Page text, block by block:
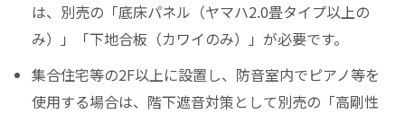
は、別売の「底床パネル（ヤマハ2.0畳タイプ以上の
み）」「下地合板（カワイのみ）」が必要です。
集合住宅等の2F以上に設置し、防音室内でピアノ等を
使用する場合は、階下遮音対策として別売の「高剛性